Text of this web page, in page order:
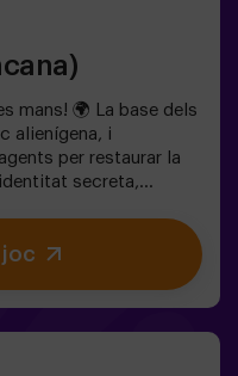
mans! 🌍 La base dels
alienígena, i
per restaurar la
secreta,
qualsevol
preparat per
dissenyat
joc